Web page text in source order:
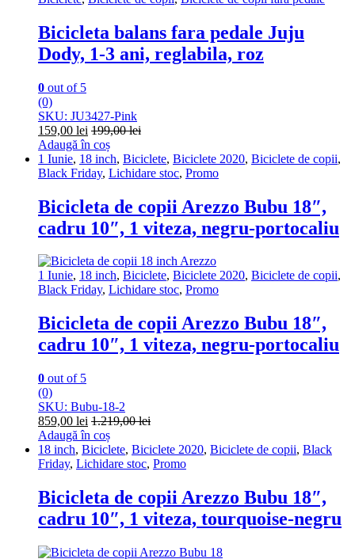
Bicicleta balans fara pedale Juju
Dody, 1-3 ani, reglabila, roz
0 out of 5
(0)
SKU: JU3427-Pink
159,00 lei 199,00lei
Adaugă în coș
1 Iunie, 18 inch, Biciclete, Biciclete 2020, Biciclete de copii,
Black Friday, Lichidare stoc, Promo
Bicicleta de copii Arezzo Bubu 18″,
cadru 10″, 1 viteza, negru-portocaliu
1 Iunie, 18 inch, Biciclete, Biciclete 2020, Biciclete de copii,
Black Friday, Lichidare stoc, Promo
Bicicleta de copii Arezzo Bubu 18″,
cadru 10″, 1 viteza, negru-portocaliu
0 out of 5
(0)
SKU: Bubu-18-2
859,00 lei 1.219,00lei
Adaugă în coș
18 inch, Biciclete, Biciclete 2020, Biciclete de copii, Black
Friday, Lichidare stoc, Promo
Bicicleta de copii Arezzo Bubu 18″,
cadru 10″, 1 viteza, tourquoise-negru